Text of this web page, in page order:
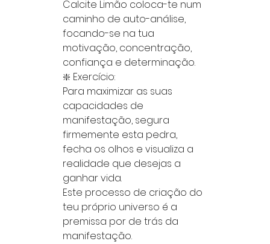
Calcite Limão coloca-te num
caminho de auto-análise,
focando-se na tua
motivação, concentração,
confiança e determinação.
❇️ Exercício:
Para maximizar as suas
capacidades de
manifestação, segura
firmemente esta pedra,
fecha os olhos e visualiza a
realidade que desejas a
ganhar vida.
Este processo de criação do
teu próprio universo é a
premissa por de trás da
manifestação.